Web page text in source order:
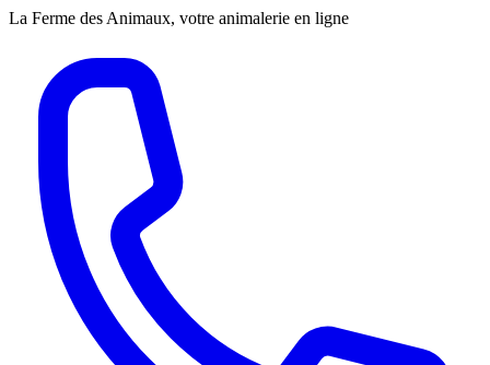
La Ferme des Animaux, votre animalerie en ligne